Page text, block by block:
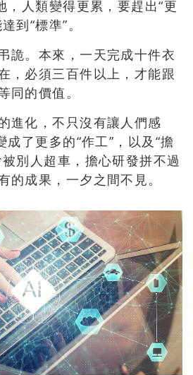
人類變得更累，要趕出“更
到“標準”。
詭。本來，一天完成十件衣
，必須三百件以上，才能跟
同的價值。
進化，不只沒有讓人們感
成了更多的“作工”，以及“擔
別人超車， 擔心研發拼不過
的成果，一夕之間不見。